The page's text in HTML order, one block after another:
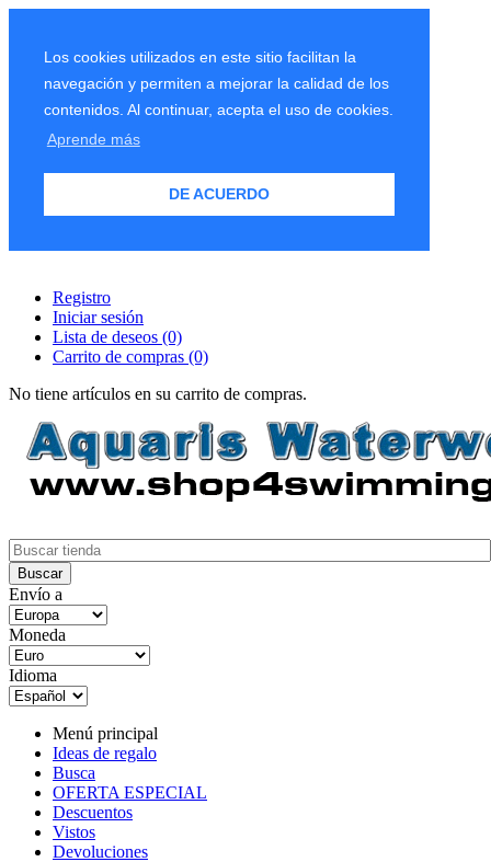
Los cookies utilizados en este sitio facilitan la
navegación y permiten a mejorar la calidad de los
contenidos. Al continuar, acepta el uso de cookies.
Aprende más
DE ACUERDO
Registro
Iniciar sesión
Lista de deseos (0)
Carrito de compras (0)
No tiene artículos en su carrito de compras.
Envío a
Moneda
Idioma
Menú principal
Ideas de regalo
Busca
OFERTA ESPECIAL
Descuentos
Vistos
Devoluciones